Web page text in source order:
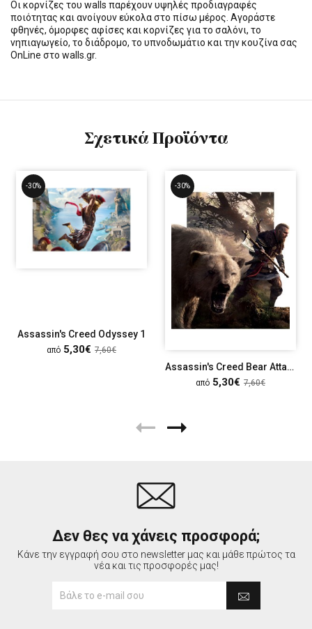
Οι κορνίζες του walls παρέχουν υψηλές προδιαγραφές
ποιότητας και ανοίγουν εύκολα στο πίσω μέρος. Αγοράστε
φθηνές, όμορφες αφίσες και κορνίζες για το σαλόνι, το
νηπιαγωγείο, το διάδρομο, το υπνοδωμάτιο και την κουζίνα σας
OnLine στο walls.gr.
Σχετικά Προϊόντα
-30%
Assassin's Creed Odyssey 1
από 5,30€ 7,60€
-30%
Assassin's Creed Bear Attack
από 5,30€ 7,60€
Δεν θες να χάνεις προσφορά;
Κάνε την εγγραφή σου στο newsletter μας και μάθε πρώτος τα
νέα και τις προσφορές μας!